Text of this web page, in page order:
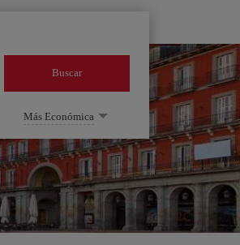
Buscar
Más Económica